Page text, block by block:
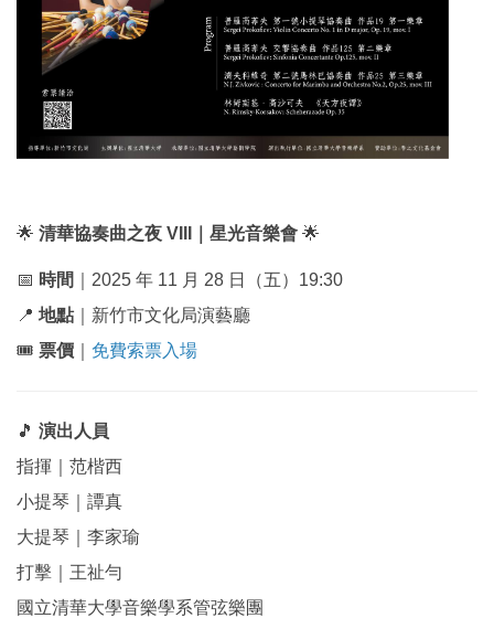
🌟 清華協奏曲之夜 VIII｜星光音樂會 🌟
📅 時間
｜2025 年 11 月 28 日（五）19:30
📍 地點 ｜新竹市文化局演藝廳
🎟 票價 免費索票入場
🎵 演出人員
指揮｜范楷西
小提琴｜譚真
大提琴｜李家瑜
打擊｜王祉勻
國立清華大學音樂學系管弦樂團